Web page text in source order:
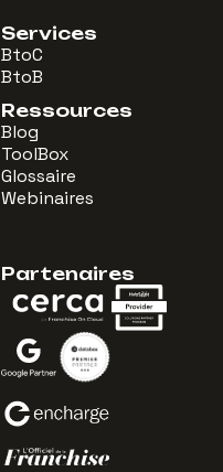
Services
BtoC
BtoB
Ressources
Blog
ToolBox
Glossaire
Webinaires
Partenaires